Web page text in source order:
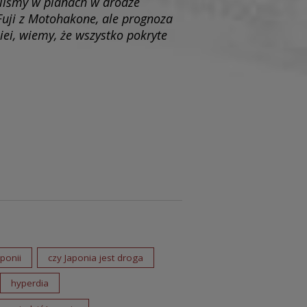
z Motohakone, ale prognoza
wiemy, że wszystko pokryte
czy Japonia jest droga
hyperdia